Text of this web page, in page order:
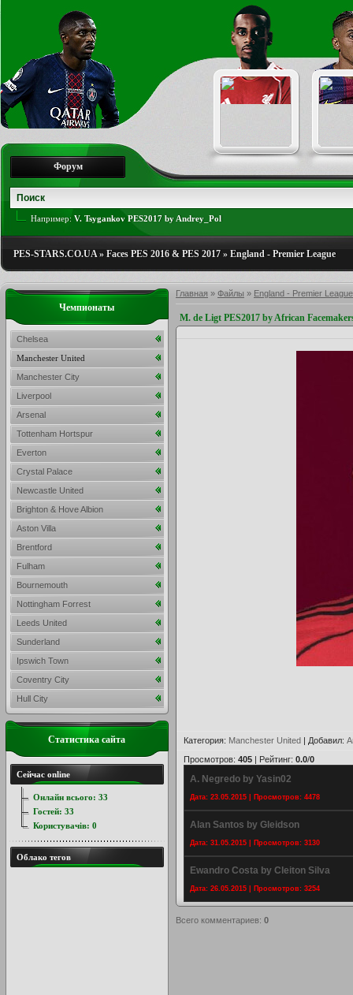
Форум
Например: V. Tsygankov PES2017 by Andrey_Pol
PES-STARS.CO.UA» Faces PES 2016 & PES 2017 » England - Premier League
Главная » Файлы » England - Premier League
M. de Ligt PES2017 by African
Категория: Manchester United | Добавил:
Просмотров: 405 | Рейтинг: 0.0/0
A. Negredo by Yasin02
Дата: 23.05.2015 | Просмотров: 4478
Alan Santos by Gleidson
Дата: 31.05.2015 | Просмотров: 3130
Ewandro Costa by Cleiton Silva
Дата: 26.05.2015 | Просмотров: 3254
Всего комментариев: 0
Чемпионаты
Chelsea
Manchester United
Manchester City
Liverpool
Arsenal
Tottenham Hortspur
Everton
Crystal Palace
Newcastle United
Brighton & Hove Albion
Aston Villa
Brentford
Fulham
Bournemouth
Nottingham Forrest
Leeds United
Sunderland
Ipswich Town
Coventry City
Hull City
Статистика сайта
Сейчас online
Онлайн всього: 33
Гостей: 33
Користувачів: 0
Облако тегов